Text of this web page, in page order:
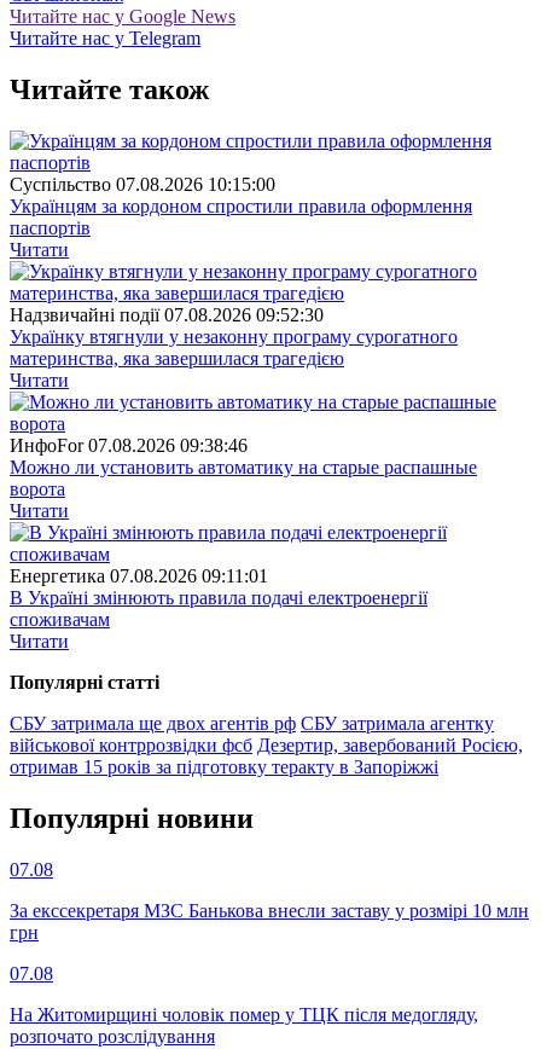
Читайте нас у Google News
Читайте нас у Telegram
Читайте також
Суспiльство 07.08.2026 10:15:00
Українцям за кордоном спростили правила оформлення
паспортів
Читати
Надзвичайні події 07.08.2026 09:52:30
Українку втягнули у незаконну програму сурогатного
материнства, яка завершилася трагедією
Читати
ИнфоFor 07.08.2026 09:38:46
Можно ли установить автоматику на старые распашные
ворота
Читати
Енергетика 07.08.2026 09:11:01
В Україні змінюють правила подачі електроенергії
споживачам
Читати
Популярнi статтi
СБУ затримала ще двох агентів рф СБУ затримала агентку
військової контррозвідки фсб Дезертир, завербований Росією,
отримав 15 років за підготовку теракту в Запоріжжі
Популярнi новини
07.08
За екссекретаря МЗС Банькова внесли заставу у розмірі 10 млн
грн
07.08
На Житомирщині чоловік помер у ТЦК після медогляду,
розпочато розслідування